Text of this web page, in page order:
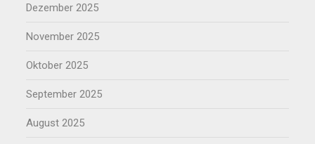
Dezember 2025
November 2025
Oktober 2025
September 2025
August 2025